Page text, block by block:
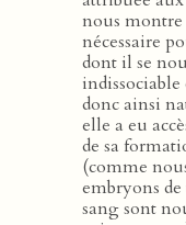
nous montre
nécessaire
dont il se
donc ainsi
elle a eu
de sa
(comme
embryons
sang sont